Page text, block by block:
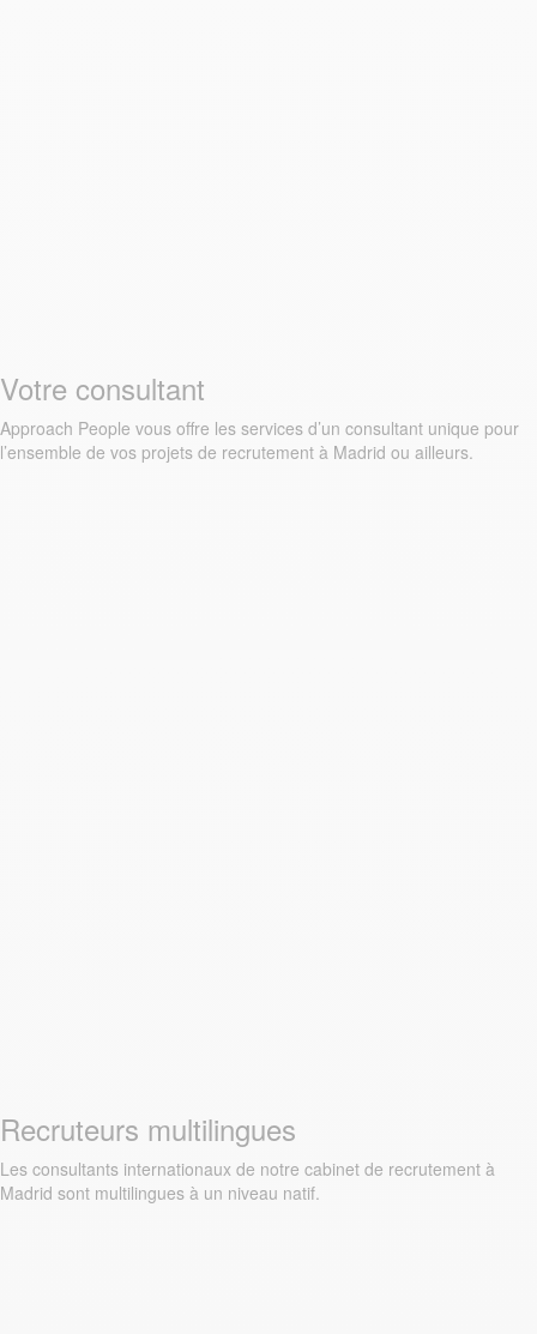
Votre consultant
Approach People vous offre les services d’un consultant unique pour
l’ensemble de vos projets de recrutement à Madrid ou ailleurs.
Recruteurs multilingues
Les consultants internationaux de notre cabinet de recrutement à
Madrid sont multilingues à un niveau natif.